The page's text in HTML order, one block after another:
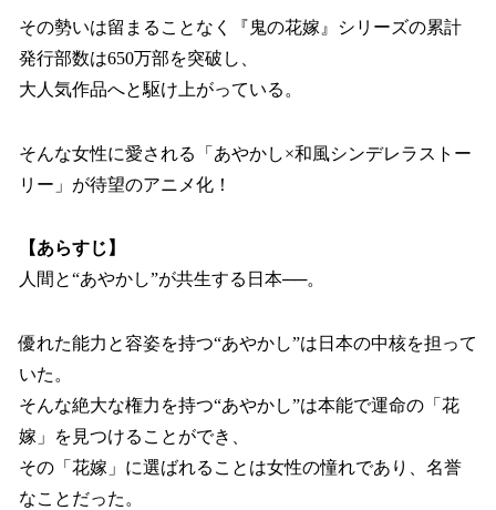
その勢いは留まることなく『鬼の花嫁』シリーズの累計
発行部数は650万部を突破し、
大人気作品へと駆け上がっている。
そんな女性に愛される「あやかし×和風シンデレラストー
リー」が待望のアニメ化！
【あらすじ】
人間と“あやかし”が共生する日本──。
優れた能力と容姿を持つ“あやかし”は日本の中核を担って
いた。
そんな絶大な権力を持つ“あやかし”は本能で運命の「花
嫁」を見つけることができ、
その「花嫁」に選ばれることは女性の憧れであり、名誉
なことだった。